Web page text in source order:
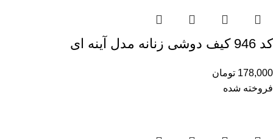
کد 946 کیف دوشی زنانه مدل آینه ای
178,000 تومان
فروخته شده